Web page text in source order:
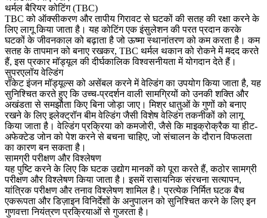
थर्मल बैरियर कोटिंग (TBC)
TBC को ऑक्सीकरण और तापीय गिरावटसे घटकों की सतह की रक्षा करने के
लिए लागू किया जाता है। यह कोटिंग एक इंसुलेशन की परत प्रदान करके
घटकों के जीवनकाल को बढ़ाता है जो ऊष्मा स्थानांतरण को कम करता है। कम
सतह के तापमान को बनाए रखकर, TBC थर्मल थकानको रोकने में मदद करते
हैं, इस प्रकार मॉड्यूल की दीर्घकालिक विश्वसनीयता में योगदान देते हैं।
सुपरएलॉय वेल्डिंग
रॉकेट इंजन मॉड्यूल्स को असेंबल करने मेंवेल्डिंगका उपयोग किया जाता है, यह
सुनिश्चित करते हुए कि उच्च-प्रदर्शन वाली सामग्रियों को उनकी शक्ति और
अखंडता से समझौता किए बिना जोड़ा जाए। मिश्र धातुओं के गुणों को बनाए
रखने के लिए इलेक्ट्रॉन बीम वेल्डिंग जैसी विशेष वेल्डिंग तकनीकों को लागू
किया जाता है। वेल्डिंग प्रक्रिया को कमजोरी, जैसे किमाइक्रोक्रैकया हीट-
अफेक्टेड जोन को पेश करने से बचना चाहिए, जो संचालन के दौरान विफलता
का कारण बन सकता है।
सामग्री परीक्षण और विश्लेषण
यह पुष्टि करने के लिए कि घटक उद्योग मानकों को पूरा करते हैं,कठोर सामग्री
परीक्षण और विश्लेषण किया जाता है। इसमेंरासायनिक संरचना सत्यापन,
यांत्रिक परीक्षण औरतनाव विश्लेषणशामिल है। प्रत्येक निर्मित घटक बैच
एकरूपता और डिज़ाइन विनिर्देशों के अनुपालन को सुनिश्चित करने के लिए इन
गुणवत्ता नियंत्रण प्रक्रियाओं से गुजरता है।